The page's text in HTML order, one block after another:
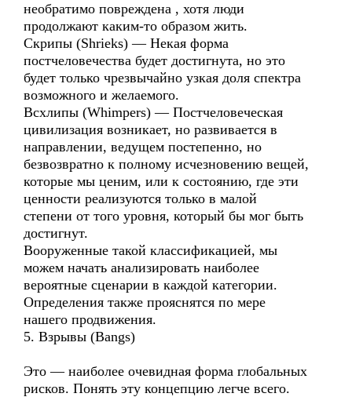
необратимо повреждена , хотя люди
продолжают каким-то образом жить.
Скрипы (Shrieks) — Некая форма
постчеловечества будет достигнута, но это
будет только чрезвычайно узкая доля спектра
возможного и желаемого.
Всхлипы (Whimpers) — Постчеловеческая
цивилизация возникает, но развивается в
направлении, ведущем постепенно, но
безвозвратно к полному исчезновению вещей,
которые мы ценим, или к состоянию, где эти
ценности реализуются только в малой
степени от того уровня, который бы мог быть
достигнут.
Вооруженные такой классификацией, мы
можем начать анализировать наиболее
вероятные сценарии в каждой категории.
Определения также прояснятся по мере
нашего продвижения.
5. Взрывы (Bangs)
Это — наиболее очевидная форма глобальных
рисков. Понять эту концепцию легче всего.